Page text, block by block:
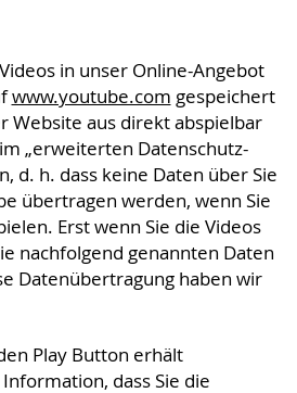
in unser Online-Angebot
www.youtube.com gespeichert
Website aus direkt abspielbar
„erweiterten Datenschutz-
d. h. dass keine Daten über Sie
übertragen werden, wenn Sie
Erst wenn Sie die Videos
nachfolgend genannten Daten
Datenübertragung haben wir
Play Button erhält
dass Sie die